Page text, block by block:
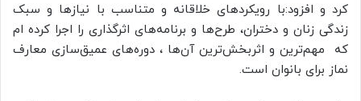
کرد و افزود:با رویکردهای خلاقانه و متناسب با نیازها و سبک
زندگی زنان و دختران، طرح‌ها و برنامه‌های اثرگذاری را اجرا کرده ام
که مهم‌ترین و اثربخش‌ترین آن‌ها ، دوره‌های عمیق‌سازی معارف
نماز برای بانوان است.